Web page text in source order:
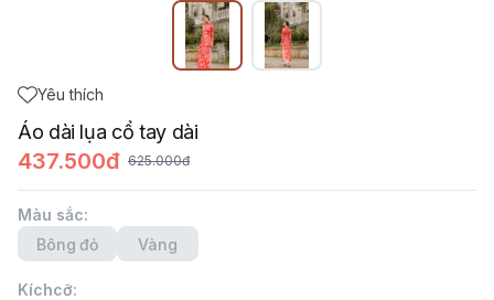
Yêu thích
Áo dài lụa cổ tay dài
437.500đ 625.000đ
Màu sắc:
Bông đỏ
Vàng
Kíchcỡ: